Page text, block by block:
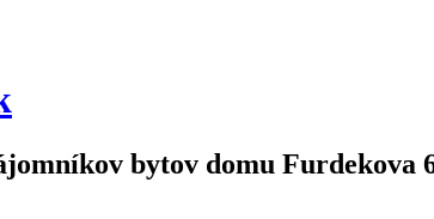
bytov domu Furdekova